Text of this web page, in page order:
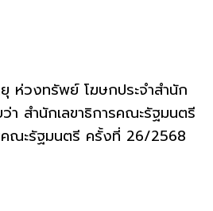
ห่วงทรัพย์ โฆษกประจำสำนัก
า สำนักเลขาธิการคณะรัฐมนตรี
คณะรัฐมนตรี ครั้งที่ 26/2568